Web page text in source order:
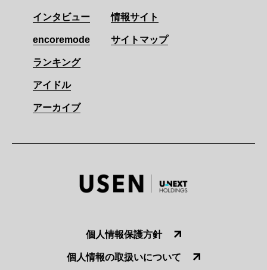
インタビュー
encoremode
ランキング
アイドル
アーカイブ
情報サイト
サイトマップ
個人情報保護方針
個人情報の取扱いについて